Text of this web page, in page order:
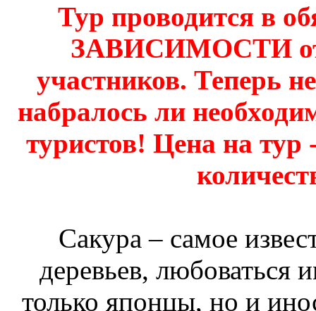
Тур проводится в
ЗАВИСИМОСТИ от
участников. Теперь
набралось ли
туристов! Цена на
Сакура – самое
деревьев, любоваться
только японцы, но и